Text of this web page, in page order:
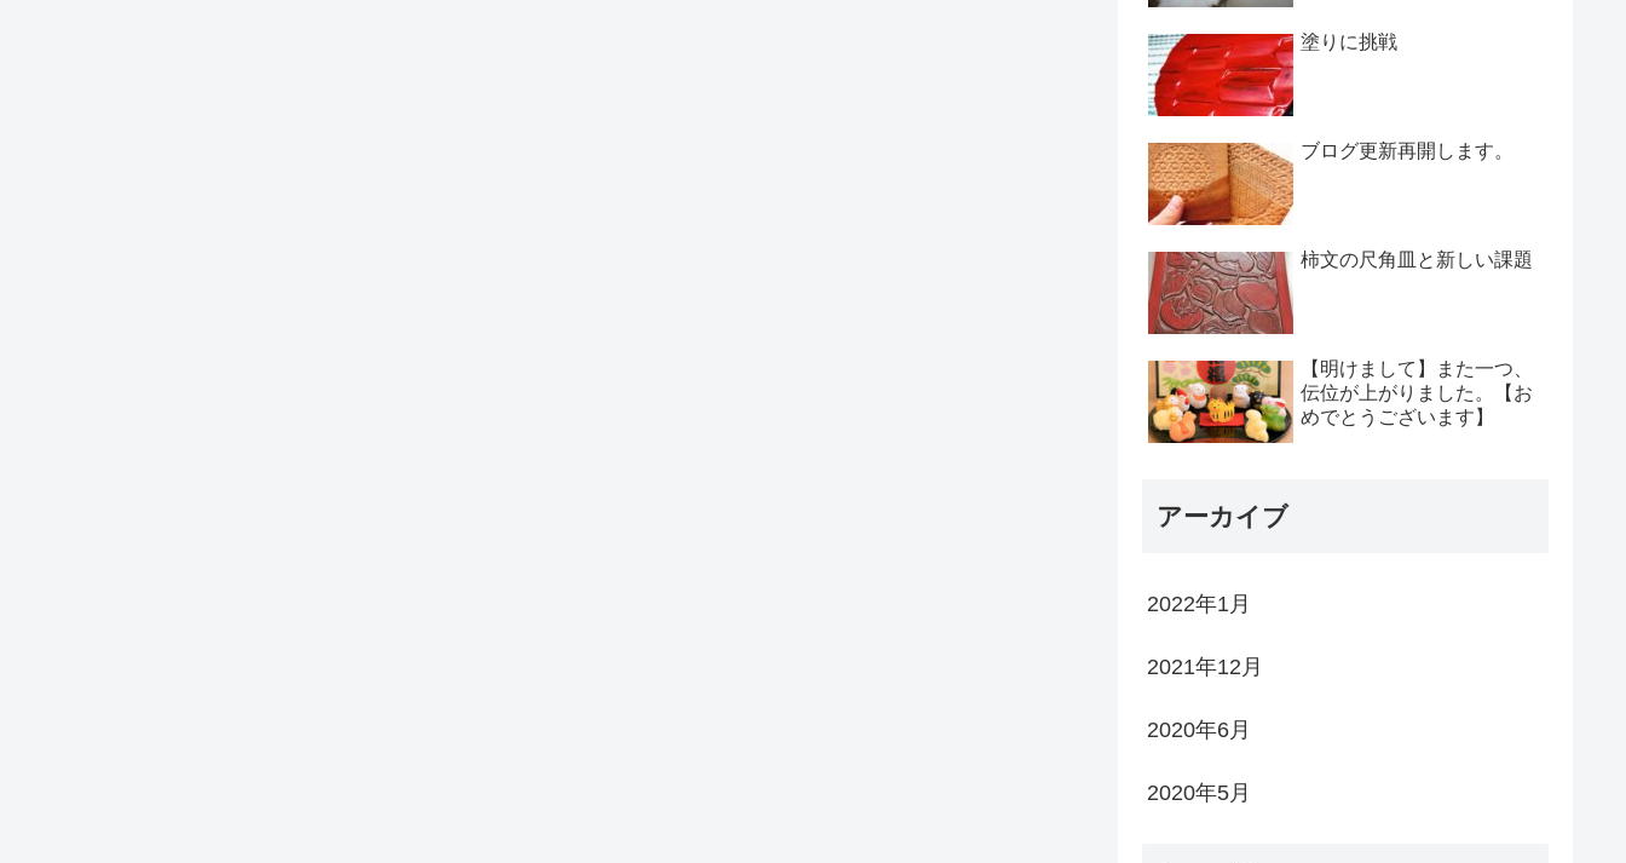
塗りに挑戦
ブログ更新再開します。
柿文の尺角皿と新しい課題
【明けまして】また一つ、
伝位が上がりました。【お
めでとうございます】
アーカイブ
2022年1月
2021年12月
2020年6月
2020年5月